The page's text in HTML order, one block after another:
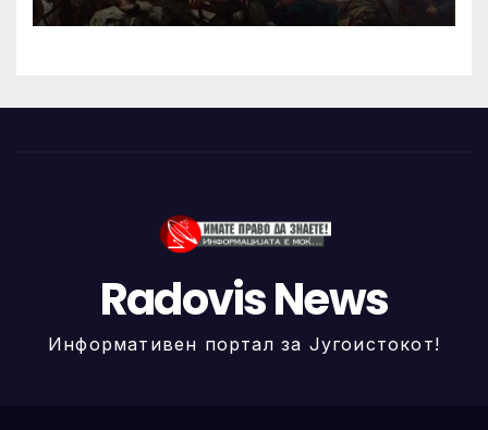
Radovis News
Информативен портал за Југоистокот!